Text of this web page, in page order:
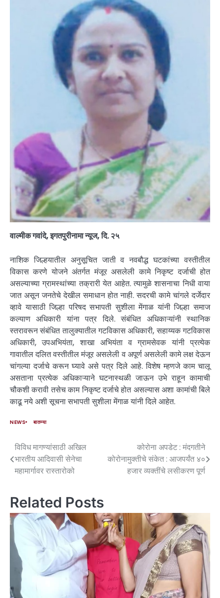
वाल्मीक गवांदे, इगतपुरीनामा न्यूज, दि. २५
नाशिक जिल्हयातील अनुसूचित जाती व नवबौद्ध घटकांच्या वस्तीतील
विकास करणे योजने अंतर्गत मंजूर असलेली कामे निकृष्ट दर्जाची होत
असल्याच्या ग्रामस्थांच्या तक्रारी येत आहेत. त्यामुळे शासनाचा निधी वाया
जात असून जनतेचे देखील समाधान होत नाही. सदरची कामे चांगले दर्जेदार
व्हावे यासाठी जिल्हा परिषद सभापती सुशीला मेंगाळ यांनी जिल्हा समाज
कल्याण अधिकारी यांना पत्र दिले. संबंधित अधिकाऱ्यांनी स्थानिक
स्तरावरून संबंधित तालुक्यातील गटविकास अधिकारी, सहाय्यक गटविकास
अधिकारी, उपअभियंता, शाखा अभियंता व ग्रामसेवक यांनी प्रत्येक
गावातील दलित वस्तीतील मंजूर असलेली व अपूर्ण असलेली कामे लक्ष देऊन
चांगल्या दर्जाचे करून घ्यावे असे पत्र दिले आहे. विशेष म्हणजे काम चालू
असताना प्रत्येक अधिकाऱ्याने घटनास्थळी जाऊन उभे राहून कामाची
चौकशी करावी तसेच काम निकृष्ट दर्जाचे होत असल्यास अशा कामांची बिले
काढू नये अशी सूचना सभापती सुशीला मेंगाळ यांनी दिले आहेत.
NEWS बातम्या
विविध मागण्यांसाठी अखिल
भारतीय आदिवासी सेनेचा
महामार्गावर रास्तारोको
कोरोना अपडेट : मंदगतीने
कोरोनामुक्तीचे संकेत : आजपर्यंत ४०
हजार व्यक्तींचे लसीकरण पूर्ण
Related Posts